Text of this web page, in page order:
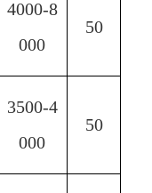
4000-8
000
50
3500-4
000
50